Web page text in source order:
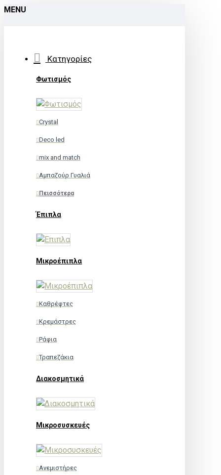
MENU
Κατηγορίες
Φωτισμός
Crystal
Deco led
mix and match
Αμπαζούρ Γυαλιά
Πεισσότερα
Έπιπλα
Μικροέπιπλα
Καθρέφτες
Κρεμάστρες
Ράφια
Τραπεζάκια
Διακοσμητικά
Μικροσυσκευές
Ανεμιστήρες